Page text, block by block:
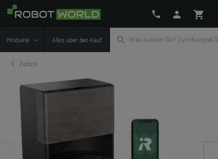
Produkte Alles über den Kauf
Zurück